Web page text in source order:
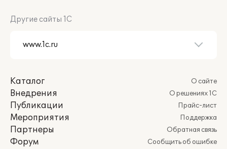
Другие сайты 1С
Каталог
Внедрения
Публикации
Мероприятия
Партнеры
Форум
О сайте
О решениях 1С
Прайс-лист
Поддержка
Обратная связь
Сообщить об ошибке